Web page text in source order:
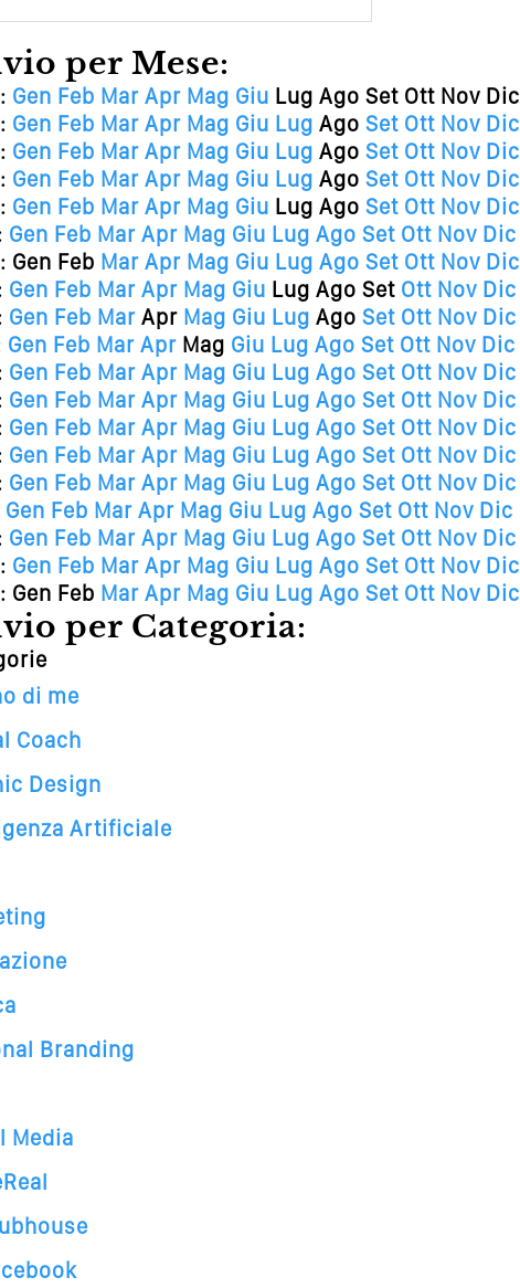
per Mese:
: Gen Feb Mar Apr Mag Giu Lug Ago Set Ott Nov Dic
: Gen Feb Mar Apr Mag Giu Lug Ago Set Ott Nov Dic
: Gen Feb Mar Apr Mag Giu Lug Ago Set Ott Nov Dic
: Gen Feb Mar Apr Mag Giu Lug Ago Set Ott Nov Dic
: Gen Feb Mar Apr Mag Giu Lug Ago Set Ott Nov Dic
Gen Feb Mar Apr Mag Giu Lug Ago Set Ott Nov Dic
: Gen Feb Mar Apr Mag Giu Lug Ago Set Ott Nov Dic
Gen Feb Mar Apr Mag Giu Lug Ago Set Ott Nov Dic
Gen Feb Mar Apr Mag Giu Lug Ago Set Ott Nov Dic
Gen Feb Mar Apr Mag Giu Lug Ago Set Ott Nov Dic
Gen Feb Mar Apr Mag Giu Lug Ago Set Ott Nov Dic
Gen Feb Mar Apr Mag Giu Lug Ago Set Ott Nov Dic
Gen Feb Mar Apr Mag Giu Lug Ago Set Ott Nov Dic
Gen Feb Mar Apr Mag Giu Lug Ago Set Ott Nov Dic
Gen Feb Mar Apr Mag Giu Lug Ago Set Ott Nov Dic
Gen Feb Mar Apr Mag Giu Lug Ago Set Ott Nov Dic
Gen Feb Mar Apr Mag Giu Lug Ago Set Ott Nov Dic
: Gen Feb Mar Apr Mag Giu Lug Ago Set Ott Nov Dic
: Gen Feb Mar Apr Mag Giu Lug Ago Set Ott Nov Dic
per Categoria:
di me
Coach
Design
Artificiale
Branding
Media